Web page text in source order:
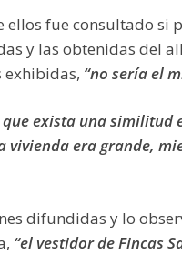
ellos fue consultado si
y las obtenidas del
exhibidas, “no sería el
que exista una similitud
vivienda era grande,
difundidas y lo
“el vestidor de Fincas